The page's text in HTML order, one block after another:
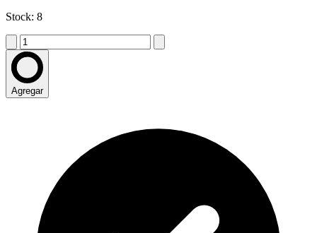
Stock: 8
Agregar